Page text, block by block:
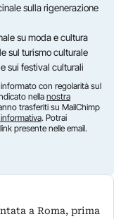
sulla rigenerazione
su moda e cultura
sul turismo culturale
sui festival culturali
con regolarità sul
nella nostra
trasferiti su MailChimp
. Potrai
presente nelle email.
a Roma, prima